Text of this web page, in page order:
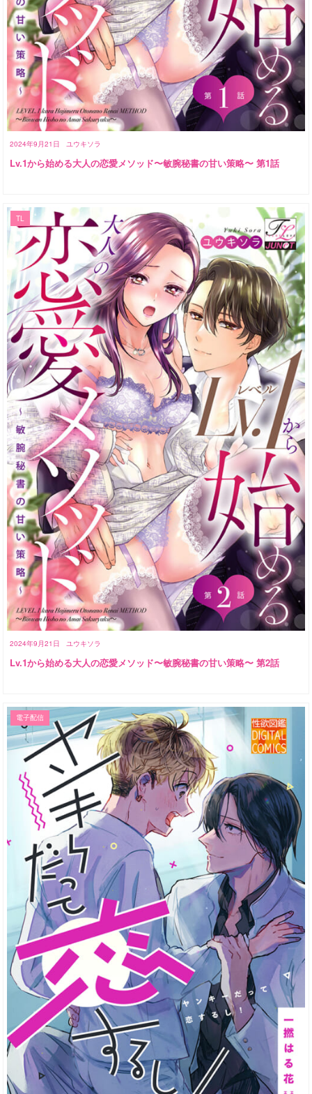
2024年9月21日 ユウキソラ
Lv.1から始める大人の恋愛メソッド〜敏腕秘書の甘い策略〜 第1話
2024年9月21日 ユウキソラ
TL
Lv.1から始める大人の恋愛メソッド〜敏腕秘書の甘い策略〜 第2話
電子配信